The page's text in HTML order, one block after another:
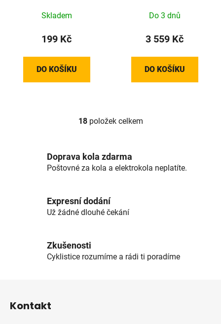
Skladem
199 Kč
DO KOŠÍKU
Do 3 dnů
3 559 Kč
DO KOŠÍKU
O
á
d
í
p
y
18položek celkem
Doprava kola zdarma
Poštovné za kola a elektrokola neplatíte.
Expresní dodání
Už žádné dlouhé čekání
Zkušenosti
Cyklistice rozumíme a rádi ti poradíme
Kontakt